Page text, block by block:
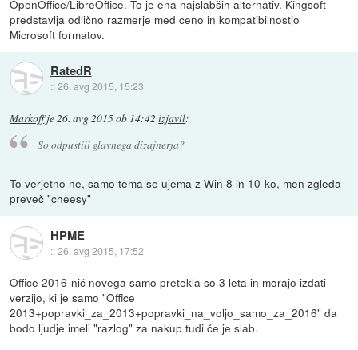
OpenOffice/LibreOffice. To je ena najslabših alternativ. Kingsoft
predstavlja odlično razmerje med ceno in kompatibilnostjo
Microsoft formatov.
RatedR
::26. avg 2015, 15:23
Markoffje26. avg 2015 ob 14:42 izjavil:
So odpustili glavnega dizajnerja?
To verjetno ne, samo tema se ujema z Win 8 in 10-ko, men zgleda
preveč "cheesy"
HPME
::26. avg 2015, 17:52
Office 2016-nič novega samo pretekla so 3 leta in morajo izdati
verzijo, ki je samo "Office
2013+popravki_za_2013+popravki_na_voljo_samo_za_2016" da
bodo ljudje imeli "razlog" za nakup tudi če je slab.